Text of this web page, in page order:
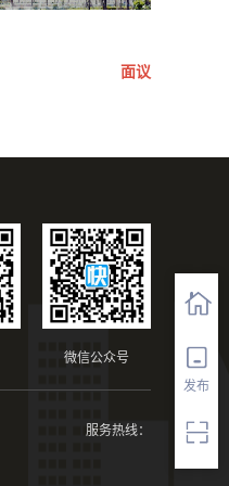
发布
面议
微信公众号
服务热线：